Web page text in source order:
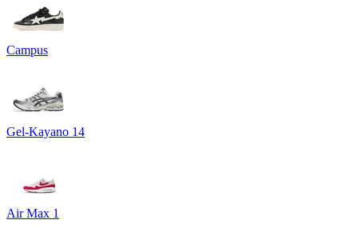
Campus
Gel-Kayano 14
Air Max 1